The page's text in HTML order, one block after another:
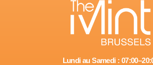
Lundi au Samedi :